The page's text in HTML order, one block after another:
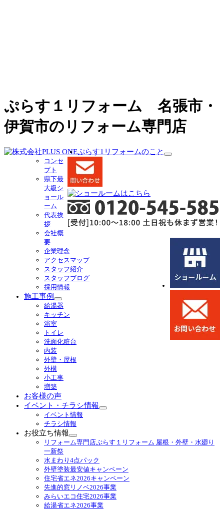
ぷらす１リフォーム 名張市・
伊賀市のリフォーム専門店
ぷらす1リフォームのこと
サ
ー
を
展
コンセ
プト
県下最
大級シ
ョール
ーム
代表挨
拶
会社概
要
企業理念
アクセスマップ
スタッフ紹介
スタッフブログ
採用情報
施工事例
サ
ブ
ニ
ュ
開
給湯器
キッチン
浴室
トイレ
洗面化粧台
内装
外壁・屋根
外構
小工事
増築
お客様の声
イベント・チラシ情報
サ
ニ
ュ
を
展
開
イベント情報
チラシ情報
お役立ち情報
サ
メ
ニ
ュ
ー
を
展
リフォーム専門店ぷらす１リフォーム 屋根・外壁・水廻り
一新祭
水まわり4点パック
外壁塗装最安値キャンペーン
住宅省エネ2026キャンペーン
先進的窓リノベ2026事業
みらいエコ住宅2026事業
給湯省エネ2026事業